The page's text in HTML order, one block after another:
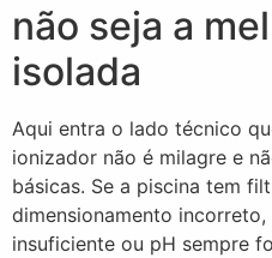
não seja a
isolada
Aqui entra o lado técnico
ionizador não é milagre e
básicas. Se a piscina tem
dimensionamento
insuficiente ou pH sempre